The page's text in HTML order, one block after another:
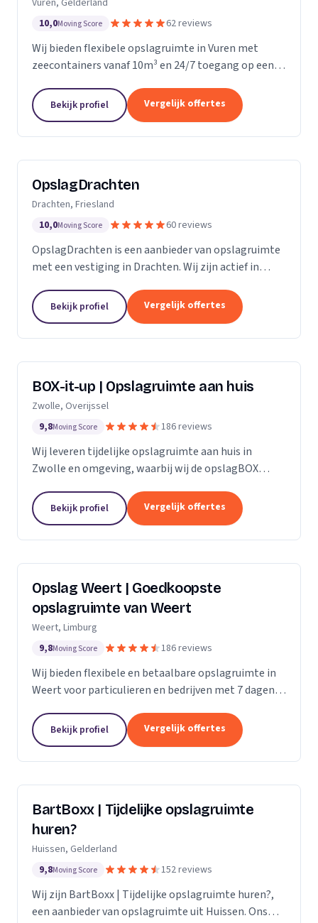
10,0Moving Score 62 reviews
Wij bieden flexibele opslagruimte in Vuren met
zeecontainers vanaf 10m³ en 24/7 toegang op een
Bekijk profiel Vergelijk offertes
OpslagDrachten
Drachten, Friesland
10,0Moving Score 60 reviews
OpslagDrachten is een aanbieder van opslagruimte
met een vestiging in Drachten. Wij zijn actief in
op een 5.
Bekijk profiel Vergelijk offertes
BOX-it-up | Opslagruimte aan huis
Zwolle, Overijssel
9,8Moving Score 186 reviews
Wij leveren tijdelijke opslagruimte aan huis in
Zwolle en omgeving, waarbij wij de opslagBOX
Bekijk profiel Vergelijk offertes
Opslag Weert | Goedkoopste
opslagruimte van Weert
Weert, Limburg
9,8Moving Score 186 reviews
Wij bieden flexibele en betaalbare opslagruimte in
Weert voor particulieren en bedrijven met 7 dagen
Bekijk profiel Vergelijk offertes
BartBoxx | Tijdelijke opslagruimte
huren?
Huissen, Gelderland
9,8Moving Score 152 reviews
Wij zijn BartBoxx | Tijdelijke opslagruimte huren?,
een aanbieder van opslagruimte uit Huissen. Ons